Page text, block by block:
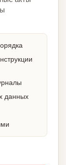
данных